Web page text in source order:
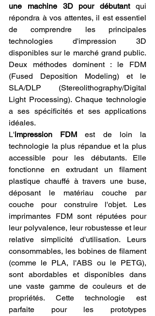
une machine 3D pour débutant qui
répondra à vos attentes, il est essentiel
de comprendre les principales
technologies d'impression 3D
disponibles sur le marché grand public.
Deux méthodes dominent : le FDM
(Fused Deposition Modeling) et le
SLA/DLP (Stereolithography/Digital
Light Processing). Chaque technologie
a ses spécificités et ses applications
idéales.
L'impression FDM est de loin la
technologie la plus répandue et la plus
accessible pour les débutants. Elle
fonctionne en extrudant un filament
plastique chauffé à travers une buse,
déposant le matériau couche par
couche pour construire l'objet. Les
imprimantes FDM sont réputées pour
leur polyvalence, leur robustesse et leur
relative simplicité d'utilisation. Leurs
consommables, les bobines de filament
(comme le PLA, l'ABS ou le PETG),
sont abordables et disponibles dans
une vaste gamme de couleurs et de
propriétés. Cette technologie est
parfaite pour les prototypes